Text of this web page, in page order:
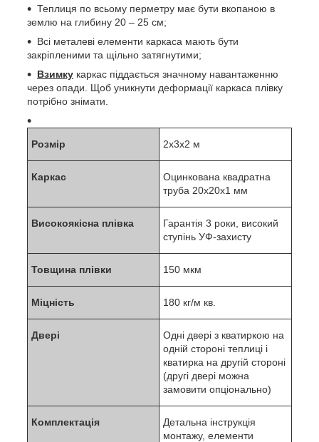
Теплиця по всьому перметру має бути вкопаною в
землю на глибину 20 – 25 см;
Всі металеві елементи каркаса мають бути
закріпленими та щільно затягнутими;
Взимку каркас піддається значному навантаженню
через опади. Щоб уникнути деформації каркаса плівку
потрібно знімати.
Розмір 2x3x2 м
Каркас
Оцинкована квадратна
труба 20x20x1 мм
Високоякісна плівка
Гарантія 3 роки, високий
ступінь УФ-захисту
Товщина плівки 150 мкм
Міцність 180 кг/м кв.
Двері
Одні двері з кватиркою на
одній стороні теплиці і
кватирка на другій стороні
(другі двері можна
замовити опціонально)
Комплектація
Детальна інструкція
монтажу, елементи